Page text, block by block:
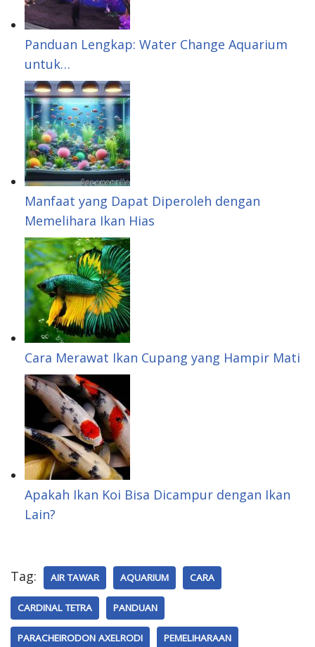
Panduan Lengkap: Water Change Aquarium
untuk…
Manfaat yang Dapat Diperoleh dengan
Memelihara Ikan Hias
Cara Merawat Ikan Cupang yang Hampir Mati
Apakah Ikan Koi Bisa Dicampur dengan Ikan
Lain?
Tag: AIR TAWAR AQUARIUM CARA
CARDINAL TETRA PANDUAN
PARACHEIRODON AXELRODI PEMELIHARAAN